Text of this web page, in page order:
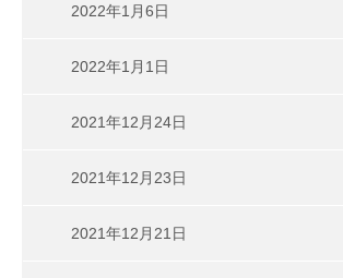
2022年1月6日
2022年1月1日
2021年12月24日
2021年12月23日
2021年12月21日